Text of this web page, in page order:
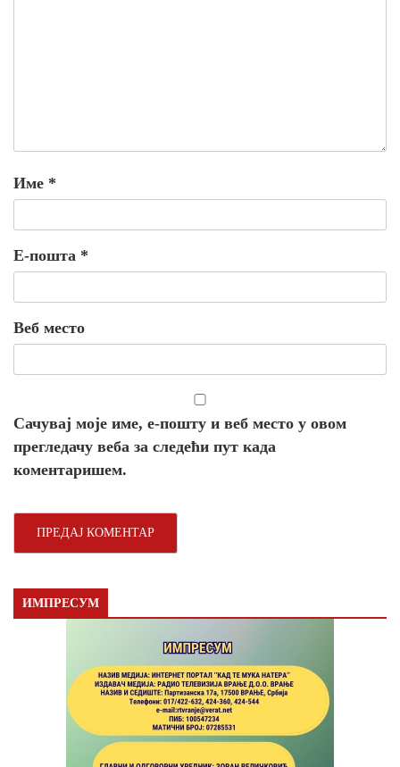
Име *
Е-пошта *
Веб место
Сачувај моје име, е-пошту и веб место у овом
прегледачу веба за следећи пут када
коментаришем.
ИМПРЕСУМ